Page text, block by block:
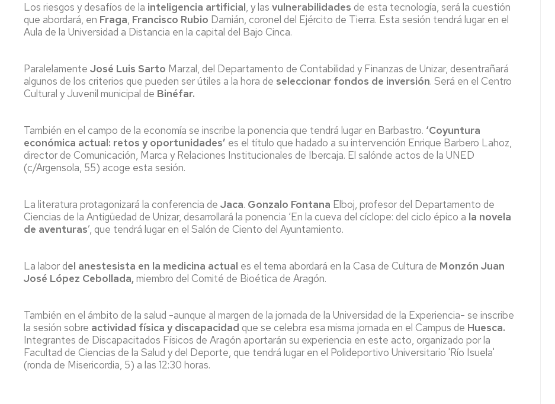
servicios
en
el
Los riesgos y desafíos de la inteligencia artificial, y las vulnerabilidades de esta tecnología, será la cuestión
que abordará, en Fraga, Francisco Rubio Damián, coronel del Ejército de Tierra. Esta sesión tendrá lugar en el
Aula de la Universidad a Distancia en la capital del Bajo Cinca.
Paralelamente José Luis Sarto Marzal, del Departamento de Contabilidad y Finanzas de Unizar, desentrañará
algunos de los criterios que pueden ser útiles a la hora de seleccionar fondos de inversión. Será en el Centro
Cultural y Juvenil municipal de Binéfar.
También en el campo de la economía se inscribe la ponencia que tendrá lugar en Barbastro. ‘Coyuntura
económica actual: retos y oportunidades’ es el título que hadado a su intervención Enrique Barbero Lahoz,
director de Comunicación, Marca y Relaciones Institucionales de Ibercaja. El salónde actos de la UNED
(c/Argensola, 55) acoge esta sesión.
La literatura protagonizará la conferencia de Jaca. Gonzalo Fontana Elboj, profesor del Departamento de
Ciencias de la Antigüedad de Unizar, desarrollará la ponencia ‘En la cueva del cíclope: del ciclo épico a la novela
de aventuras’, que tendrá lugar en el Salón de Ciento del Ayuntamiento.
La labor del anestesista en la medicina actual es el tema abordará en la Casa de Cultura de Monzón Juan
José López Cebollada,miembro del Comité de Bioética de Aragón.
También en el ámbito de la salud -aunque al margen de la jornada de la Universidad de la Experiencia- se inscribe
la sesión sobre actividad física y discapacidad que se celebra esa misma jornada en el Campus de Huesca.
Integrantes de Discapacitados Físicos de Aragón aportarán su experiencia en este acto, organizado por la
Facultad de Ciencias de la Salud y del Deporte, que tendrá lugar en el Polideportivo Universitario 'Río Isuela'
(ronda de Misericordia, 5) a las 12:30 horas.